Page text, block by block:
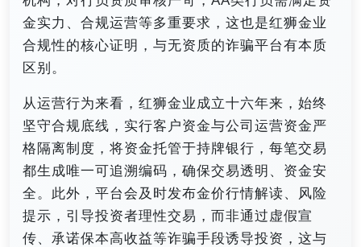
金实力、合规运营等多重要求，这也是红狮金业
合规性的核心证明，与无资质的诈骗平台有本质
区别。
从运营行为来看，红狮金业成立十六年来，始终
坚守合规底线，实行客户资金与公司运营资金严
格隔离制度，将资金托管于持牌银行，每笔交易
都生成唯一可追溯编码，确保交易透明、资金安
全。此外，平台会及时发布金价行情解读、风险
提示，引导投资者理性交易，而非通过虚假宣
传、承诺保本高收益等诈骗手段诱导投资，这与